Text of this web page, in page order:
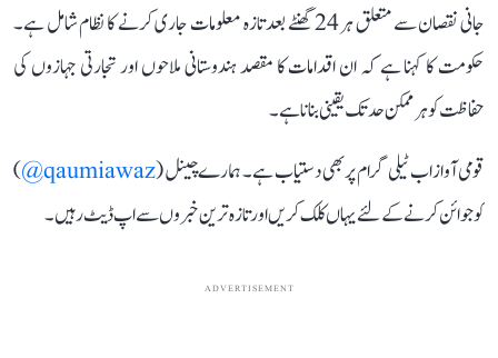
جانی نقصان سے متعلق ہر 24 گھنٹے بعد تازہ معلومات جاری کرنے کا نظام شامل ہے۔
حکومت کا کہنا ہے کہ ان اقدامات کا مقصد ہندوستانی ملاحوں اور تجارتی جہازوں کی
حفاظت کو ہر ممکن حد تک یقینی بنانا ہے۔
قومی آواز اب ٹیلی گرام پر بھی دستیاب ہے۔ ہمارے چینل (qaumiawaz@
)
کو جوائن کرنے کے لئے یہاں کلک کریں اور تازہ ترین خبروں سے اپ ڈیٹ رہیں۔
ADVERTISEMENT